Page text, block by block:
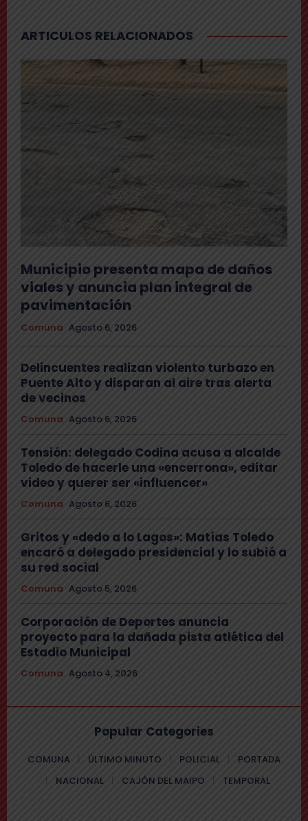
ARTICULOS RELACIONADOS
Municipio presenta mapa de daños
viales y anuncia plan integral de
pavimentación
Comuna Agosto 6, 2026
Delincuentes realizan violento turbazo en
Puente Alto y disparan al aire tras alerta
de vecinos
Comuna Agosto 6, 2026
Tensión: delegado Codina acusa a alcalde
Toledo de hacerle una «encerrona», editar
video y querer ser «influencer»
Comuna Agosto 6, 2026
Gritos y «dedo a lo Lagos»: Matías Toledo
encaró a delegado presidencial y lo subió a
su red social
Comuna Agosto 5, 2026
Corporación de Deportes anuncia
proyecto para la dañada pista atlética del
Estadio Municipal
Comuna Agosto 4, 2026
Popular Categories
COMUNA ÚLTIMO MINUTO POLICIAL
PORTADA
NACIONAL
CAJÓN DEL MAIPO TEMPORAL